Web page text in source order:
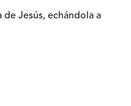
Jesús, echándola a